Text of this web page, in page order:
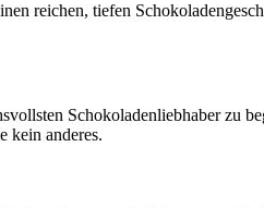
reichen, tiefen
Schokoladenliebhaber zu
kein anderes.